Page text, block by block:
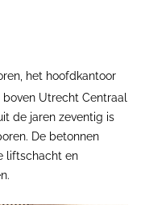
het hoofdkantoor
boven Utrecht Centraal
de jaren zeventig is
De betonnen
liftschacht en